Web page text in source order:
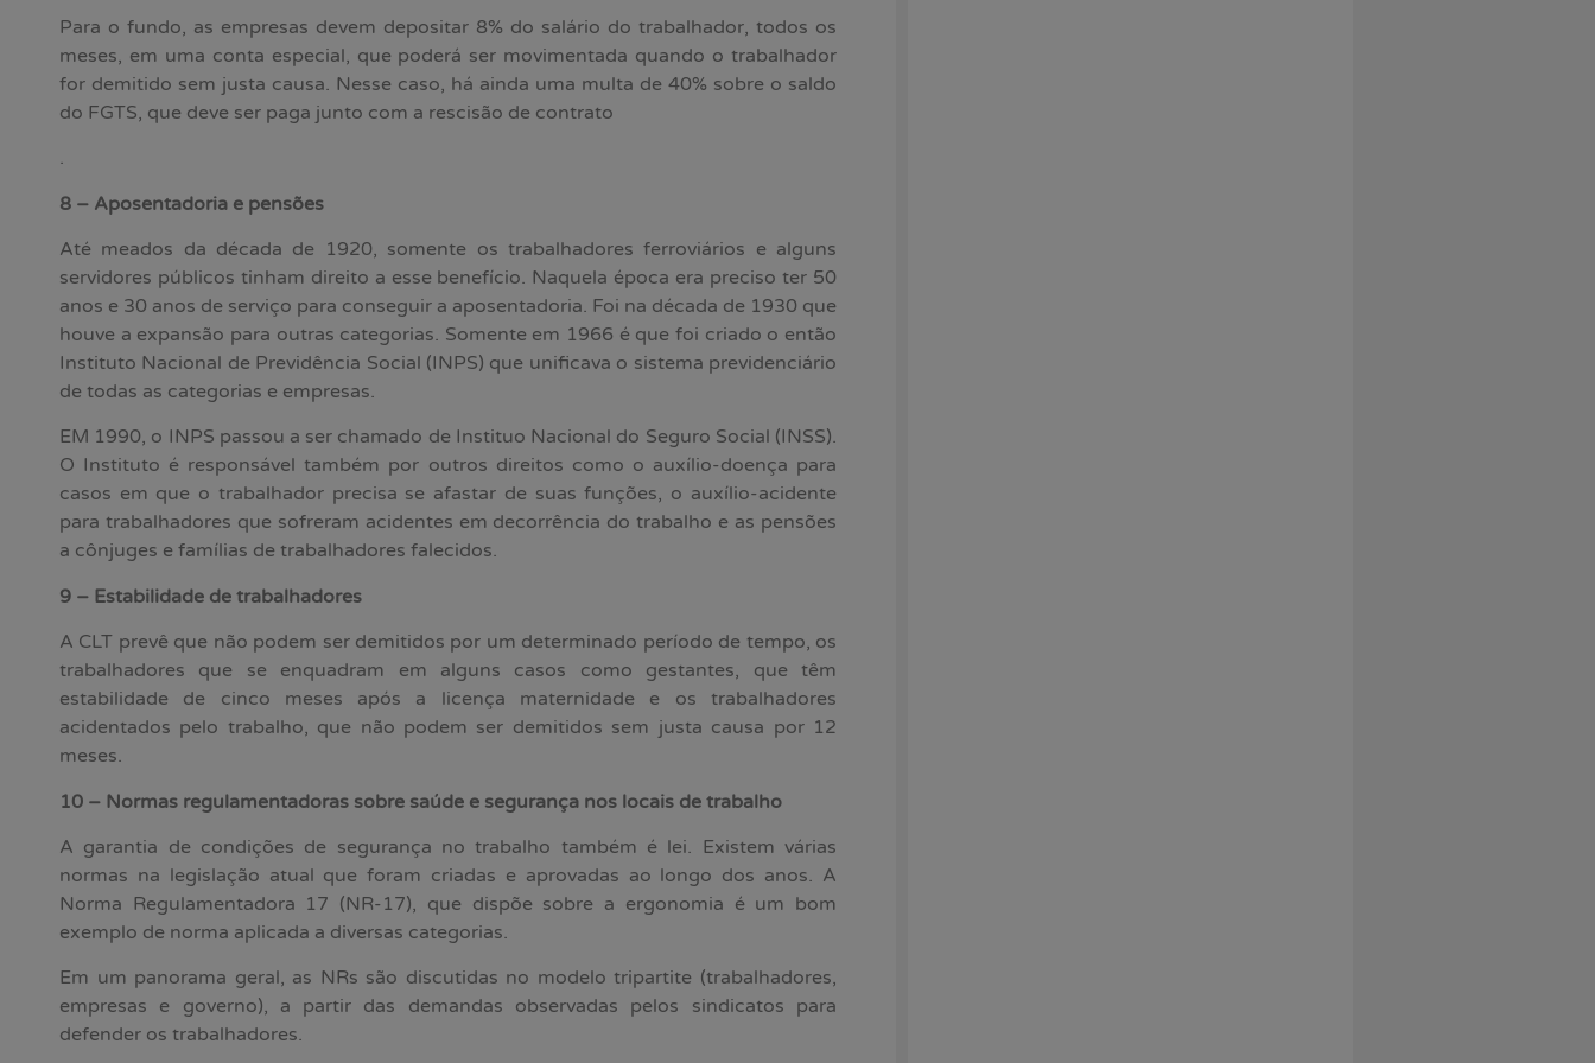
Para o fundo, as empresas devem depositar 8% do salário do trabalhador, todos os
meses, em uma conta especial, que poderá ser movimentada quando o trabalhador
for demitido sem justa causa. Nesse caso, há ainda uma multa de 40% sobre o saldo
do FGTS, que deve ser paga junto com a rescisão de contrato
.
8 – Aposentadoria e pensões
Até meados da década de 1920, somente os trabalhadores ferroviários e alguns
servidores públicos tinham direito a esse benefício. Naquela época era preciso ter 50
anos e 30 anos de serviço para conseguir a aposentadoria. Foi na década de 1930 que
houve a expansão para outras categorias. Somente em 1966 é que foi criado o então
Instituto Nacional de Previdência Social (INPS) que unificava o sistema previdenciário
de todas as categorias e empresas.
EM 1990, o INPS passou a ser chamado de Instituo Nacional do Seguro Social (INSS).
O Instituto é responsável também por outros direitos como o auxílio-doença para
casos em que o trabalhador precisa se afastar de suas funções, o auxílio-acidente
para trabalhadores que sofreram acidentes em decorrência do trabalho e as pensões
a cônjuges e famílias de trabalhadores falecidos.
9 – Estabilidade de trabalhadores
A CLT prevê que não podem ser demitidos por um determinado período de tempo, os
trabalhadores que se enquadram em alguns casos como gestantes, que têm
estabilidade de cinco meses após a licença maternidade e os trabalhadores
acidentados pelo trabalho, que não podem ser demitidos sem justa causa por 12
meses.
10 – Normas regulamentadoras sobre saúde e segurança nos locais de trabalho
A garantia de condições de segurança no trabalho também é lei. Existem várias
normas na legislação atual que foram criadas e aprovadas ao longo dos anos. A
Norma Regulamentadora 17 (NR-17), que dispõe sobre a ergonomia é um bom
exemplo de norma aplicada a diversas categorias.
Em um panorama geral, as NRs são discutidas no modelo tripartite (trabalhadores,
empresas e governo), a partir das demandas observadas pelos sindicatos para
defender os trabalhadores.